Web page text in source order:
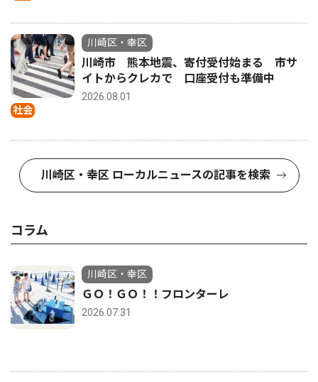
社会
川崎区・幸区
川崎市 熊本地震、寄付受付始まる 市サ
イトからクレカで 口座受付も準備中
2026.08.01
川崎区・幸区 ローカルニュースの記事を検索
コラム
川崎区・幸区
ＧＯ！ＧＯ！！フロンターレ
2026.07.31